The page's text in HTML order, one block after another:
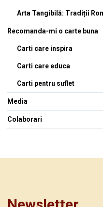
Arta Tangibilă: Tradiții
Recomanda-mi o carte buna
Carti care inspira
Carti care educa
Carti pentru suflet
Media
Colaborari